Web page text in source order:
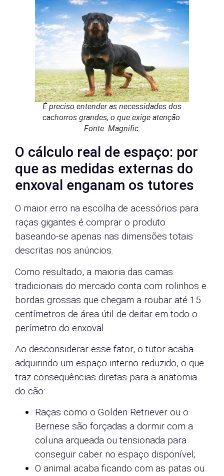
É preciso entender as necessidades dos
cachorros grandes, o que exige atenção.
Fonte: Magnific.
O cálculo real de espaço: por
que as medidas externas do
enxoval enganam os tutores
O maior erro na escolha de acessórios para
raças gigantes é comprar o produto
baseando-se apenas nas dimensões totais
descritas nos anúncios.
Como resultado, a maioria das camas
tradicionais do mercado conta com rolinhos e
bordas grossas que chegam a roubar até 15
centímetros de área útil de deitar em todo o
perímetro do enxoval.
Ao desconsiderar esse fator, o tutor acaba
adquirindo um espaço interno reduzido, o que
traz consequências diretas para a anatomia
do cão:
Raças como o Golden Retriever ou o
Bernese são forçadas a dormir com a
coluna arqueada ou tensionada para
conseguir caber no espaço disponível;
O animal acaba ficando com as patas ou